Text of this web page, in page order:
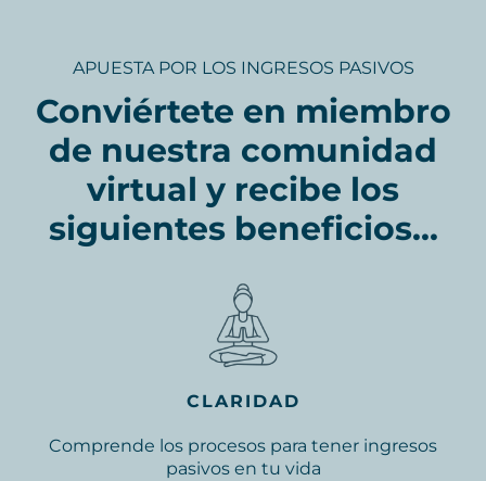
APUESTA POR LOS INGRESOS PASIVOS
Conviértete en miembro
de nuestra comunidad
virtual y recibe los
siguientes beneficios...
CLARIDAD
Comprende los procesos para tener ingresos
pasivos en tu vida